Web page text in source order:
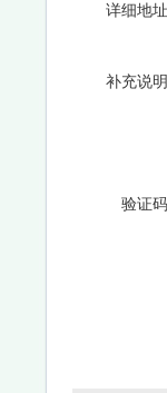
详细地址
补充说明
验证码